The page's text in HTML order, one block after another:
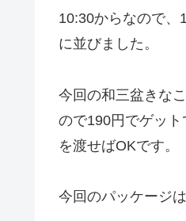
10:30からなので、
に並びました。
今回の和三盆きな
ので190円でゲッ
を渡せばOKです。
今回のパッケージ